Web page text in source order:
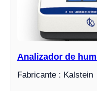
Analizador de
Fabricante : Kalstein